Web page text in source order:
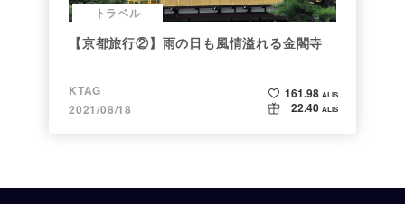
トラベル
【京都旅行②】雨の日も風情溢れる金閣寺
KTAG
2021/08/18
161.98 ALIS
22.40 ALIS